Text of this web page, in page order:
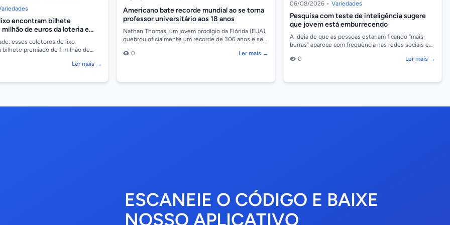
encontram bilhete
milhão de euros da loteria e
esses coletores de lixo
bilhete premiado de 1 milhão de
Ler mais →
Americano bate recorde mundial ao se torna
professor universitário aos 18 anos
Nathan Thomas, um jovem prodígio da Flórida (EUA),
quebrou oficialmente um recorde de 306 anos e se
0
Ler mais →
06/08/2026 • Variedades
Pesquisa com teste de inteligência sugere
que jovem está emburrecendo
A ideia de que as pessoas estariam ficando “mais
burras” aparece com frequência nas redes sociais e
Reve...
0 Ler mais →
ESCANEIE O CÓDIGO E BAIXE
NOSSO APLICATIVO